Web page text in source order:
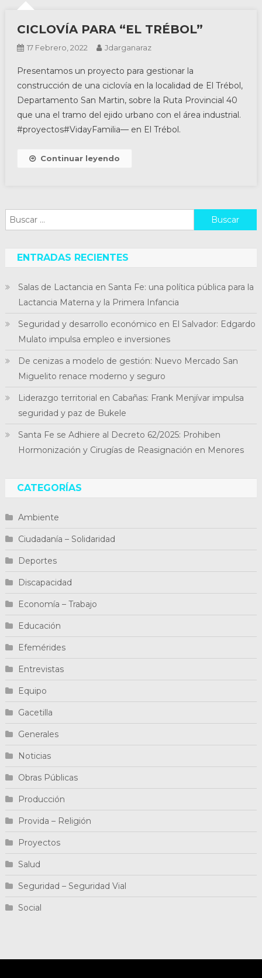
CICLOVÍA PARA “EL TRÉBOL”
17 Febrero, 2022 Jdarganaraz
Presentamos un proyecto para gestionar la
construcción de una ciclovía en la localidad de El Trébol,
Departamento San Martin, sobre la Ruta Provincial 40
que una el tramo del ejido urbano con el área industrial.
#proyectos#VidayFamilia— en El Trébol.
Continuar leyendo
Buscar:
ENTRADAS RECIENTES
Salas de Lactancia en Santa Fe: una política pública para la
Lactancia Materna y la Primera Infancia
Seguridad y desarrollo económico en El Salvador: Edgardo
Mulato impulsa empleo e inversiones
De cenizas a modelo de gestión: Nuevo Mercado San
Miguelito renace moderno y seguro
Liderazgo territorial en Cabañas: Frank Menjívar impulsa
seguridad y paz de Bukele
Santa Fe se Adhiere al Decreto 62/2025: Prohiben
Hormonización y Cirugías de Reasignación en Menores
CATEGORÍAS
Ambiente
Ciudadanía – Solidaridad
Deportes
Discapacidad
Economía – Trabajo
Educación
Efemérides
Entrevistas
Equipo
Gacetilla
Generales
Noticias
Obras Públicas
Producción
Provida – Religión
Proyectos
Salud
Seguridad – Seguridad Vial
Social